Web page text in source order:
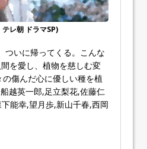
テレ朝 ドラマSP)
ついに帰ってくる。こんな
を愛し、植物を慈しむ変
傷んだ心に優しい種を植
越英一郎,足立梨花,佐藤仁
能幸,望月歩,新山千春,西岡